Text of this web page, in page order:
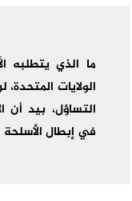
ما الذي يتطلبه
الولايات
التساؤل، بيد أن
في إبطال الأسلحة